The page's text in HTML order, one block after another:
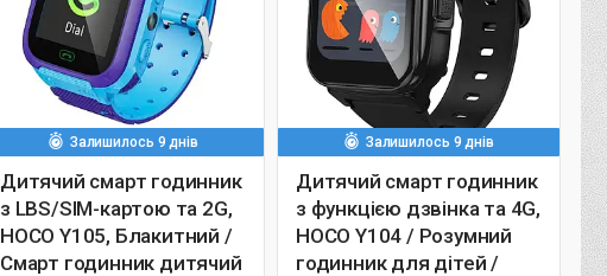
Залишилось 9 днів
Дитячий смарт годинник
з LBS/SIM-картою та 2G,
HOCO Y105, Блакитний /
Смарт годинник дитячий
Залишилось 9 днів
Дитячий смарт годинник
з функцією дзвінка та 4G,
HOCO Y104 / Розумний
годинник для дітей /